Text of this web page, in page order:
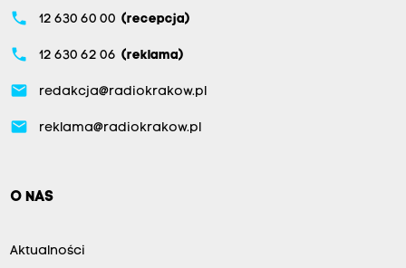
phone 12 630 60 00 (recepcja)
phone 12 630 62 06 (reklama)
email redakcja@radiokrakow.pl
email reklama@radiokrakow.pl
O NAS
Aktualności